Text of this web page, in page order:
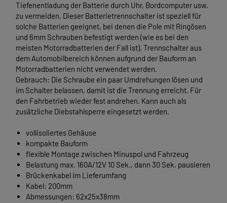
Tiefenentladung der Batterie durch Uhr, Bordcomputer usw.
zu vermeiden. Dieser Batterietrennschalter ist speziell für
solche Batterien geeignet, bei denen die Pole mit Ringösen
und 6mm Schrauben befestigt werden (wie es bei den
meisten Motorradbatterien der Fall ist). Trennschalter aus
dem Automobilbereich können aufgrund der Bauform an
Motorradbatterien nicht verwendet werden.
Gebrauch: Die Schraube ein paar Umdrehungen lösen und
im Schalter belassen, damit ist die Trennung erreicht. Für
den Fahrbetrieb wieder fest andrehen. Kann auch als
zusätzliche Diebstahlsperre eingesetzt werden.
vollisoliertes Gehäuse
kompakte Bauform
flexible Montage zwischen Minuspol und Fahrzeug
Belastung max. 160A/12V 10 Sek., dann 30 Sek. pausieren
Brückenkabel im Lieferumfang
Kabel: 200mm
Abmessungen: 62x25x38mm